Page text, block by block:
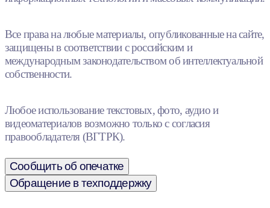
Все права на любые материалы, опубликованные на сайте,
защищены в соответствии с российским и
международным законодательством об интеллектуальной
собственности.
Любое использование текстовых, фото, аудио и
видеоматериалов возможно только с согласия
правообладателя (ВГТРК).
Сообщить об опечатке
Обращение в техподдержку